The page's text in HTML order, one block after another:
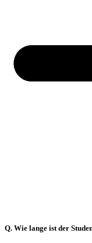
Q. Wie lange ist der